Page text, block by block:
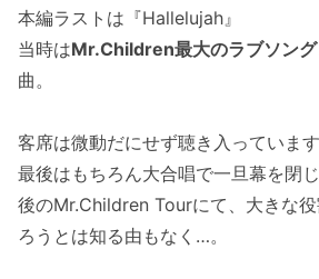
本編ラストは『Hallelujah』
当時はMr.Children最大のラブソング
曲。
客席は微動だにせず聴き入っています
最後はもちろん大合唱で一旦幕を閉じ
後のMr.Children Tourにて、大きな
ろうとは知る由もなく…。